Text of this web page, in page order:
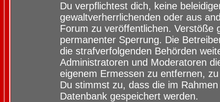
Du verpflichtest dich, keine
gewaltverherrlichenden oder aus
Forum zu veröffentlichen. Verstöße
permanenter Sperrung. Die
die strafverfolgenden Behörden
Administratoren und Moderatoren
eigenem Ermessen zu entfernen,
Du stimmst zu, dass die im
Datenbank gespeichert werden.